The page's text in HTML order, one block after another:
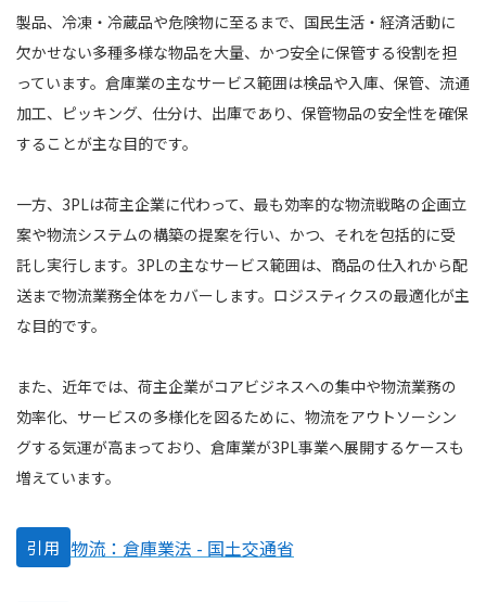
製品、冷凍・冷蔵品や危険物に至るまで、国民生活・経済活動に
欠かせない多種多様な物品を大量、かつ安全に保管する役割を担
っています。倉庫業の主なサービス範囲は検品や入庫、保管、流通
加工、ピッキング、仕分け、出庫であり、保管物品の安全性を確保
することが主な目的です。
一方、3PLは荷主企業に代わって、最も効率的な物流戦略の企画立
案や物流システムの構築の提案を行い、かつ、それを包括的に受
託し実行します。3PLの主なサービス範囲は、商品の仕入れから配
送まで物流業務全体をカバーします。ロジスティクスの最適化が主
な目的です。
また、近年では、荷主企業がコアビジネスへの集中や物流業務の
効率化、サービスの多様化を図るために、物流をアウトソーシン
グする気運が高まっており、倉庫業が3PL事業へ展開するケースも
増えています。
引用 物流：倉庫業法 - 国土交通省